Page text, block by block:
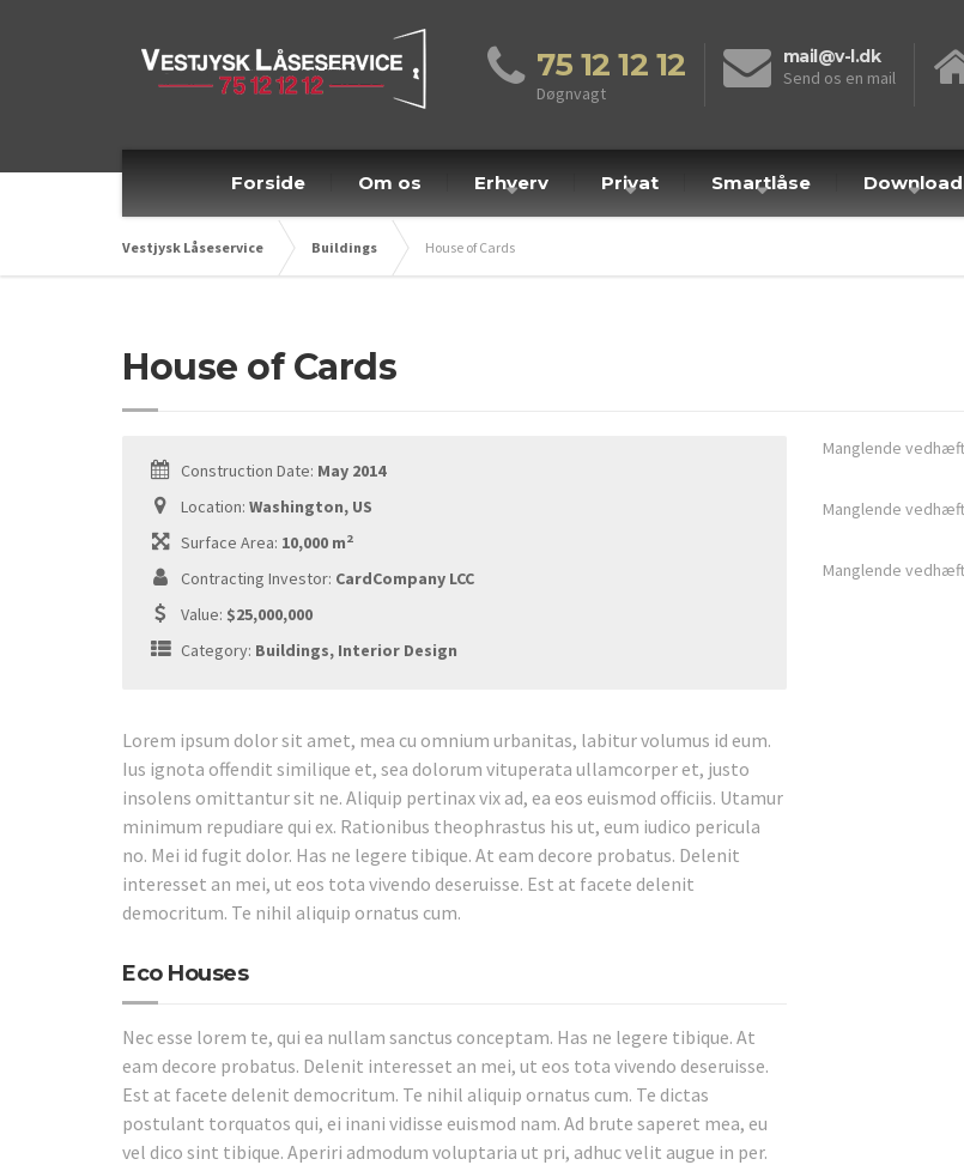
75 12 12 12
Døgnvagt
mail@v-l.dk
Send os en mail
Forside Om os Erhverv Privat Smartlåse Download
Vestjysk Låseservice Buildings House of Cards
House of Cards
Construction Date: May 2014
Location: Washington, US
Surface Area: 10,000 m2
Contracting Investor: CardCompany LCC
Value: $25,000,000
Category: Buildings, Interior Design
Lorem ipsum dolor sit amet, mea cu omnium urbanitas, labitur volumus id eum.
Ius ignota offendit similique et, sea dolorum vituperata ullamcorper et, justo
insolens omittantur sit ne. Aliquip pertinax vix ad, ea eos euismod officiis. Utamur
minimum repudiare qui ex. Rationibus theophrastus his ut, eum iudico pericula
no. Mei id fugit dolor. Has ne legere tibique. At eam decore probatus. Delenit
interesset an mei, ut eos tota vivendo deseruisse. Est at facete delenit
democritum. Te nihil aliquip ornatus cum.
Eco Houses
Nec esse lorem te, qui ea nullam sanctus conceptam. Has ne legere tibique. At
eam decore probatus. Delenit interesset an mei, ut eos tota vivendo deseruisse.
Est at facete delenit democritum. Te nihil aliquip ornatus cum. Te dictas
postulant torquatos qui, ei inani vidisse euismod nam. Ad brute saperet mea, eu
vel dico sint tibique. Aperiri admodum voluptaria ut pri, adhuc velit augue in per.
Manglende
Manglende
Manglende